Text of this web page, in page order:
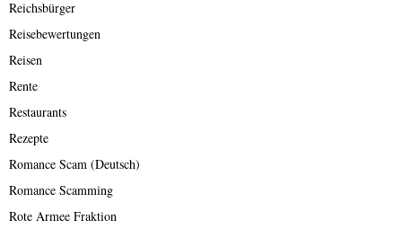
Reichsbürger
Reisebewertungen
Reisen
Rente
Restaurants
Rezepte
Romance Scam (Deutsch)
Romance Scamming
Rote Armee Fraktion